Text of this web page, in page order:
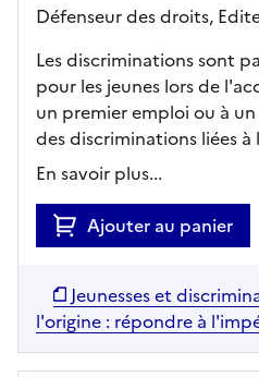
Défenseur des droits,
Les discriminations sont
pour les jeunes lors de
un premier emploi ou à
des discriminations liées à
En savoir plus...
Ajouter au panier
Jeunesses et
l'origine : répondre à